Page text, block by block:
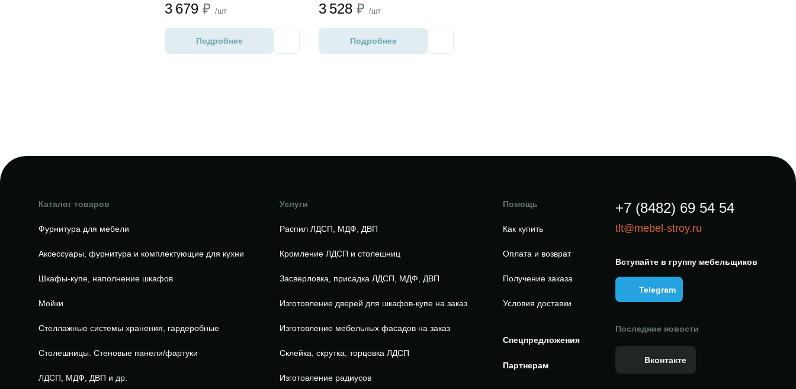
3 679 ₽ /шт
Подробнее
3 528 ₽ /шт
Подробнее
Каталог товаров
Фурнитура для мебели
Аксессуары, фурнитура и комплектующие для кухни
Шкафы-купе, наполнение шкафов
Мойки
Стеллажные системы хранения, гардеробные
Столешницы. Стеновые панели/фартуки
ЛДСП, МДФ, ДВП и др.
Услуги
Распил ЛДСП, МДФ, ДВП
Кромление ЛДСП и столешниц
Засверловка, присадка ЛДСП, МДФ, ДВП
Изготовление дверей для шкафов-купе на заказ
Изготовление мебельных фасадов на заказ
Склейка, скрутка, торцовка ЛДСП
Изготовление радиусов
Помощь
Как купить
Оплата и возврат
Получение заказа
Условия доставки
Спецпредложения
Партнерам
+7 (8482) 69 54 54
tlt@mebel-stroy.ru
Вступайте в группу мебельщиков
Telegram
Последние новости
Вконтакте